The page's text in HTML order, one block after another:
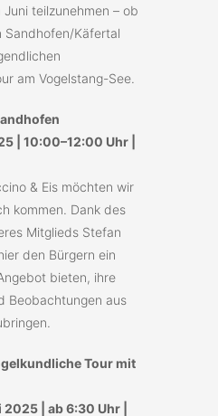
teilzunehmen – ob
Sandhofen/Käfertal
am Vogelstang-See.
| 10:00–12:00 Uhr |
& Eis möchten wir
kommen. Dank des
Mitglieds Stefan
den Bürgern ein
bieten, ihre
Beobachtungen aus
Tour mit
| ab 6:30 Uhr |